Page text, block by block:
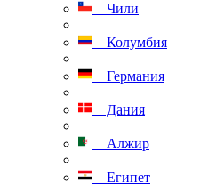
Чили
Колумбия
Германия
Дания
Алжир
Египет